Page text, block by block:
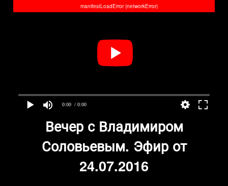
0:00 / 0:00
manifestLoadError (networkError)
Вечер с Владимиром
Соловьевым. Эфир от
24.07.2016